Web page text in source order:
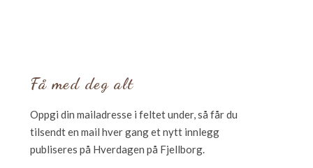
Få med deg alt
Oppgi din mailadresse i feltet under, så får du
tilsendt en mail hver gang et nytt innlegg
publiseres på Hverdagen på Fjellborg.